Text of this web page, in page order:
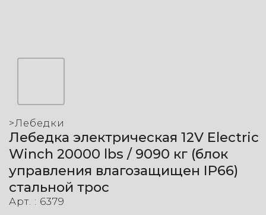
>Лебедки
Лебедка электрическая 12V Electric
Winch 20000 lbs / 9090 кг (блок
управления влагозащищен IP66)
стальной трос
Арт. : 6379